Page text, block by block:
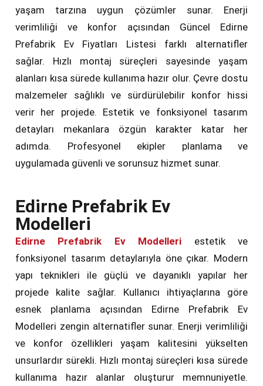
yaşam tarzına uygun çözümler sunar. Enerji
verimliliği ve konfor açısından Güncel Edirne
Prefabrik Ev Fiyatları Listesi farklı alternatifler
sağlar. Hızlı montaj süreçleri sayesinde yaşam
alanları kısa sürede kullanıma hazır olur. Çevre dostu
malzemeler sağlıklı ve sürdürülebilir konfor hissi
verir her projede. Estetik ve fonksiyonel tasarım
detayları mekanlara özgün karakter katar her
adımda. Profesyonel ekipler planlama ve
uygulamada güvenli ve sorunsuz hizmet sunar.
Edirne Prefabrik Ev
Modelleri
Edirne Prefabrik Ev Modelleri estetik ve
fonksiyonel tasarım detaylarıyla öne çıkar. Modern
yapı teknikleri ile güçlü ve dayanıklı yapılar her
projede kalite sağlar. Kullanıcı ihtiyaçlarına göre
esnek planlama açısından Edirne Prefabrik Ev
Modelleri zengin alternatifler sunar. Enerji verimliliği
ve konfor özellikleri yaşam kalitesini yükselten
unsurlardır sürekli. Hızlı montaj süreçleri kısa sürede
kullanıma hazır alanlar oluşturur memnuniyetle.